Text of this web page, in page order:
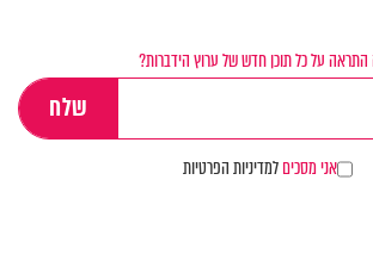
התראה על כל תוכן חדש של ערוץ הידברות?
אני מסכיםלמדיניות הפרטיות